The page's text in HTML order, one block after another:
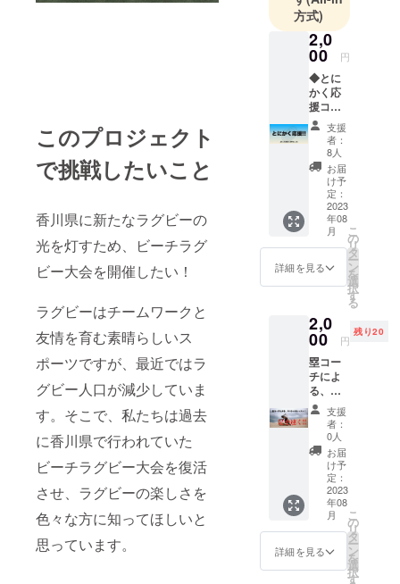
このプロジェクト
で挑戦したいこと
香川県に新たなラグビーの
光を灯すため、ビーチラグ
ビー大会を開催したい！
ラグビーはチームワークと
友情を育む素晴らしいス
ポーツですが、最近ではラ
グビー人口が減少していま
す。そこで、私たちは過去
に香川県で行われていた
ビーチラグビー大会を復活
させ、ラグビーの楽しさを
色々な方に知ってほしいと
思っています。
方式)
2,0
00 円
◆とに
かく応
援コー
ス 応援
の気持
ちに対
して感
謝の
メッ
セージ
をお送
りさせ
ていた
だきま
す。
支援
者：
8人
お届
け予
定：
2023
年08
月
詳細を見る
こ
の
リ
タ
ー
ン
を
選
択
す
る
2,0
00 円
残り20
塁コー
チによ
る、走
りの学
校。 8
月26日
に津田
の松原
にて 早
く走れ
る方法
を、塁
コーチ
が伝
授！
12:00〜
支援
者：
0人
お届
け予
定：
2023
年08
月
詳細を見る
こ
の
リ
タ
ー
ン
を
選
択
す